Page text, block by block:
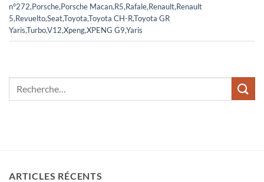
n°272,Porsche,Porsche Macan,R5,Rafale,Renault,Renault
5,Revuelto,Seat,Toyota,Toyota CH-R,Toyota GR
Yaris,Turbo,V12,Xpeng,XPENG G9,Yaris
ARTICLES RÉCENTS